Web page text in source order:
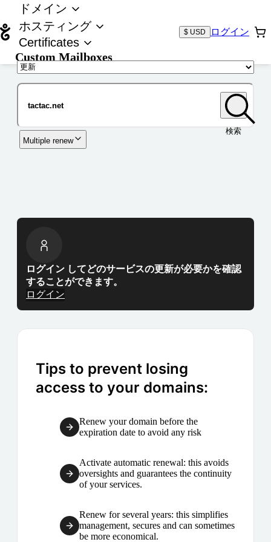
ドメイン
ホスティング
Certificates
Custom Mailboxes
$ USD ログイン
検索
Multiple renew
ログイン してどのサービスの更新が必要かを確認
することができます。
ログイン
Tips to prevent losing
access to your domains:
Renew your domain before the
expiration date to avoid any risk
Activate automatic renewal: this avoids
oversights and guarantees the continuity
of your services.
Renew for several years: this simplifies
management, secures and can sometimes
be more economical.